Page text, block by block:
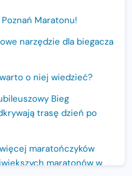
Maratonu!
narzędzie dla biegacza
o niej wiedzieć?
Bieg
trasę dzień po
maratończyków
maratonów w